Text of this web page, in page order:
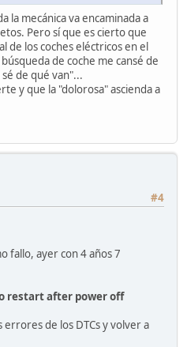
la mecánica va encaminada a
Pero sí que es cierto que
de los coches eléctricos en el
de coche me cansé de
de qué van"...
y que la "dolorosa" ascienda a
#4
fallo, ayer con 4 años 7
restart after power off
de los DTCs y volver a